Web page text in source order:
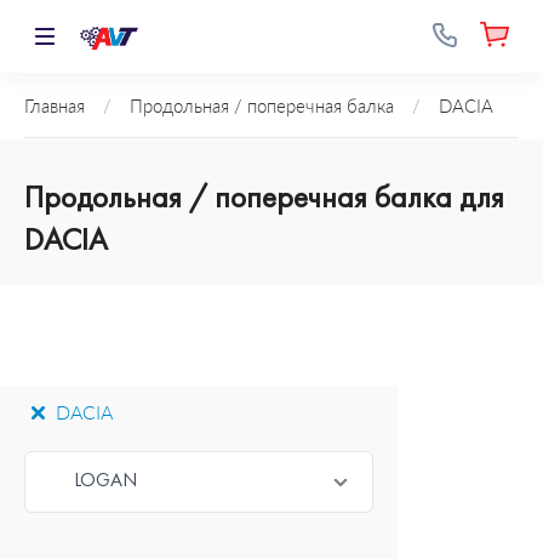
Главная / Продольная / поперечная балка / DACIA
Продольная / поперечная балка для
DACIA
DACIA
LOGAN